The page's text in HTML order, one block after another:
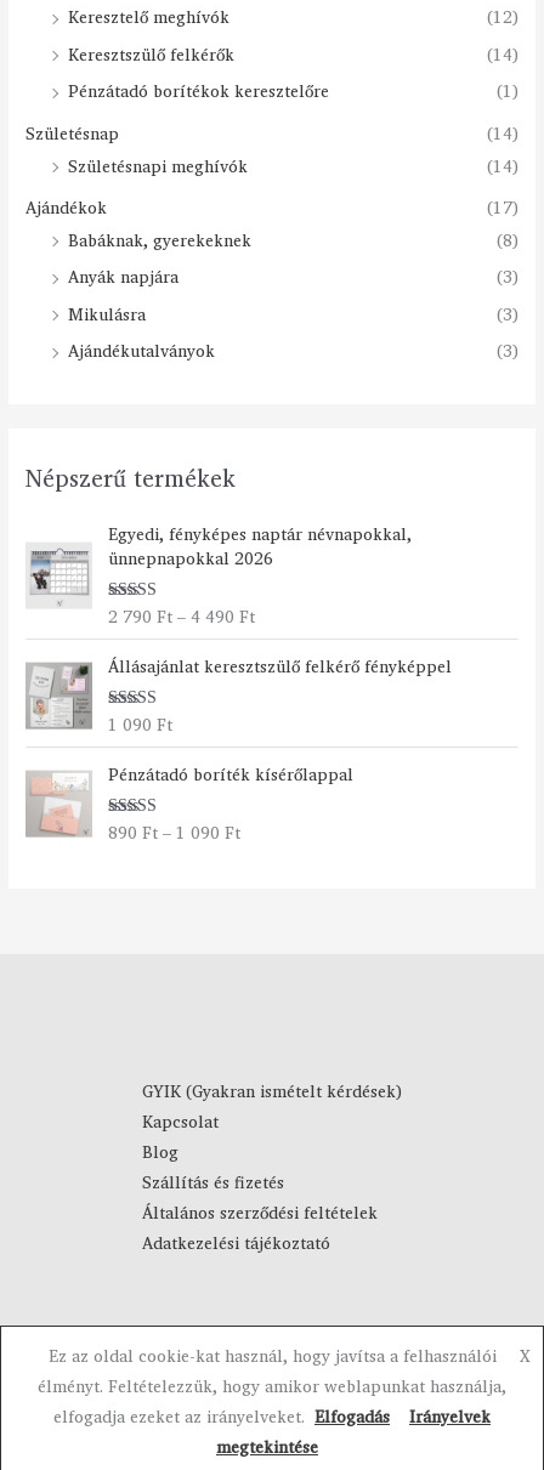
Keresztelő meghívók
(12)
Keresztszülő felkérők
(14)
Pénzátadó borítékok keresztelőre
(1)
Születésnap
(14)
Születésnapi meghívók
(14)
Ajándékok
(17)
Babáknak, gyerekeknek
(8)
Anyák napjára
(3)
Mikulásra
(3)
Ajándékutalványok
(3)
Népszerű termékek
Egyedi, fényképes naptár névnapokkal,
ünnepnapokkal 2026
Értékelés:
2 790Ft – 4 490Ft
r
t
r
t
o
n
y
0
Állásajánlat keresztszülő felkérő fényképpel
Értékelés:
1 090Ft
Pénzátadó boríték kísérőlappal
Értékelés:
890Ft – 1 090Ft
Á
r
a
0
t
1
0
t
GYIK (Gyakran ismételt kérdések)
Kapcsolat
Blog
Szállítás és fizetés
Általános szerződési feltételek
Adatkezelési tájékoztató
Copyright © 2023-2026 Visztra. Powered by Visztra.
Ez az oldal cookie-kat használ, hogy javítsa a felhasználói
élményt. Feltételezzük, hogy amikor weblapunkat használja,
elfogadja ezeket az irányelveket.
X
Elfogadás
Irányelvek
megtekintése